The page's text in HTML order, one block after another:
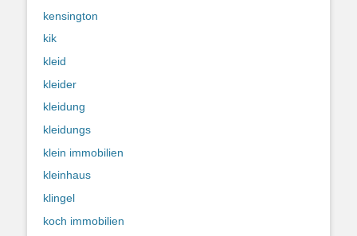
kensington
kik
kleid
kleider
kleidung
kleidungs
klein immobilien
kleinhaus
klingel
koch immobilien